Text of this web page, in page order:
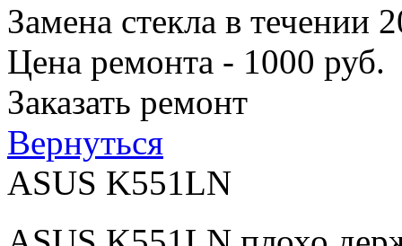
Замена стекла в течении
Цена ремонта - 1000 руб.
Заказать ремонт
Вернуться
ASUS K551LN